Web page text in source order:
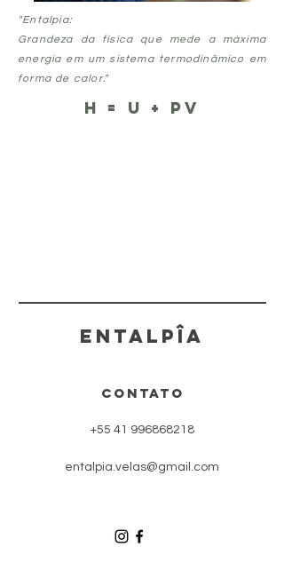
"Entalpia:
Grandeza da física que mede a máxima
energia em um sistema termodinâmico em
forma de calor."
H = U + PV
ENTALPÎA
contato
+55 41 996868218
entalpia.velas@gmail.com